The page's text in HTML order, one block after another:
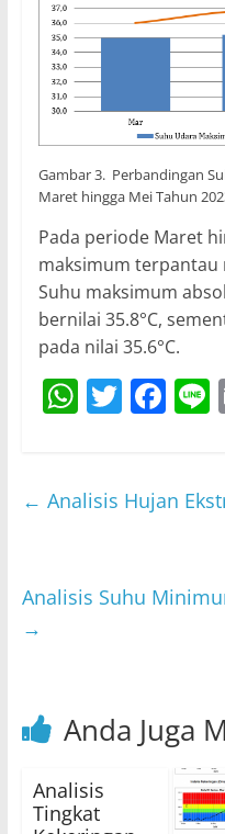
Gambar 3. Perbandingan
Maret hingga Mei Tahun
Pada periode Maret
maksimum terpantau
Suhu maksimum
bernilai 35.8°C,
pada nilai 35.6°C.
W
s
p
T
er
F
e
o
← Analisis Hujan
Analisis Suhu
→
Anda Juga
Analisis
Tingkat